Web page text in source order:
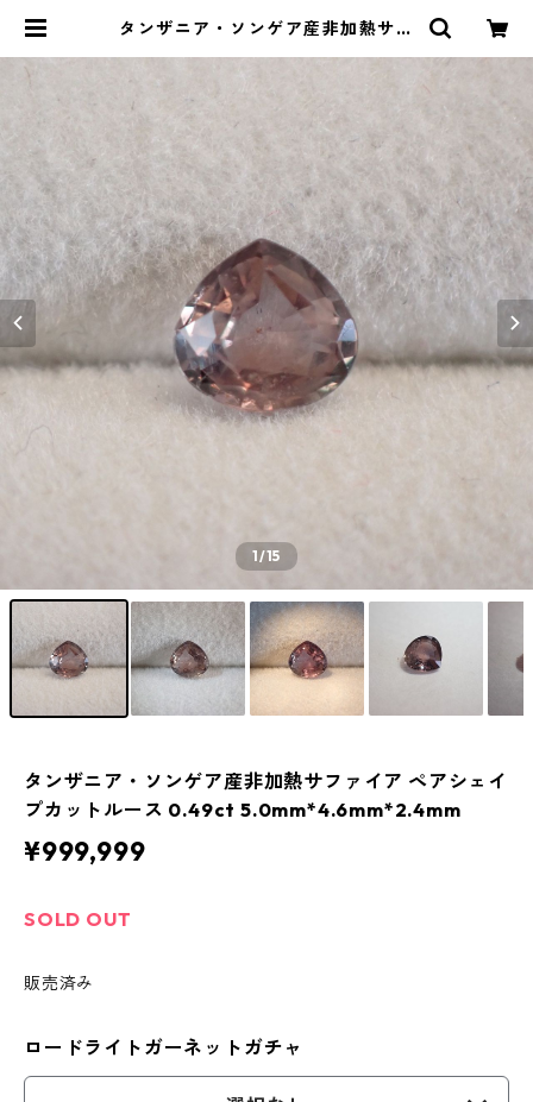
タンザニア・ソンゲア産非加熱サフ
1/15
タンザニア・ソンゲア産非加熱サファイア ペアシェイ
プカットルース 0.49ct 5.0mm*4.6mm*2.4mm
¥999,999
SOLD OUT
販売済み
ロードライトガーネットガチャ